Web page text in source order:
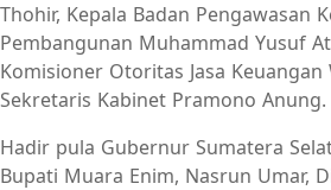
Thohir, Kepala Badan Pengawasan
Pembangunan Muhammad Yusuf
Komisioner Otoritas Jasa
Sekretaris Kabinet Pramono Anung.
Hadir pula Gubernur Sumatera
Bupati Muara Enim, Nasrun Umar,